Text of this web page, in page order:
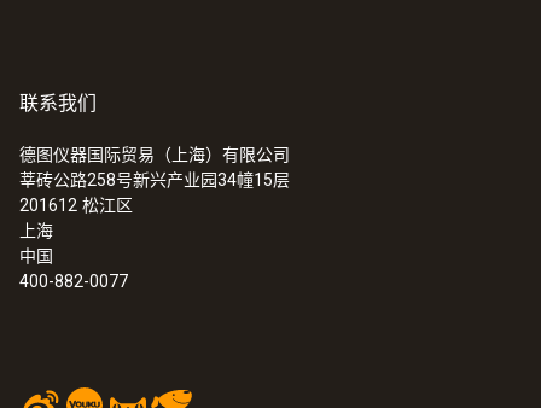
:0555 6321
testo 6321 - 测量压差的压力变送器
联系我们
德图仪器国际贸易（上海）有限公司
莘砖公路258号新兴产业园34幢15层
201612 松江区
上海
中国
400-882-0077